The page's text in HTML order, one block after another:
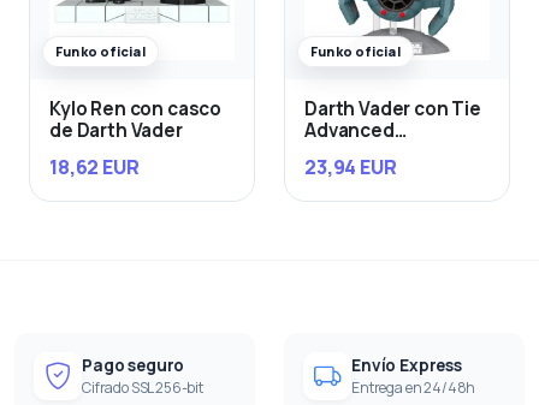
Funko oficial
Kylo Ren con casco
de Darth Vader
18,62 EUR
Funko oficial
Darth Vader con Tie
Advanced
23,94 EUR
Pago seguro
Cifrado SSL 256-bit
Envío Express
Entrega en 24/48h